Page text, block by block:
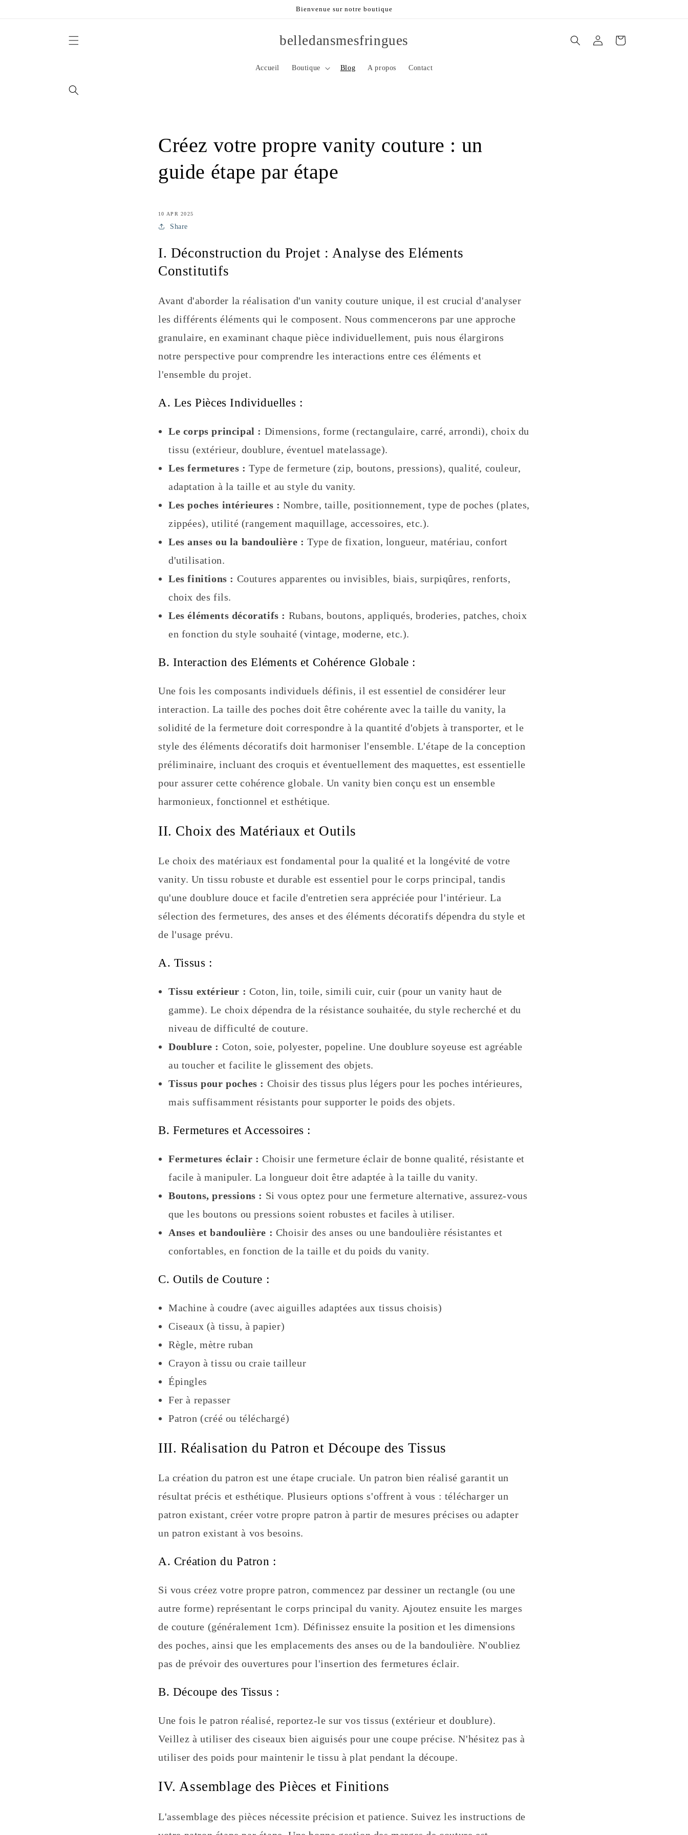
Bienvenue sur notre boutique
belledansmesfringues
Accueil Boutique Blog A propos Contact
Connexion Panier
Créez votre propre vanity couture : un
guide étape par étape
10 APR 2025
Share
I. Déconstruction du Projet : Analyse des Eléments
Constitutifs
Avant d'aborder la réalisation d'un vanity couture unique, il est crucial d'analyser
les différents éléments qui le composent. Nous commencerons par une approche
granulaire, en examinant chaque pièce individuellement, puis nous élargirons
notre perspective pour comprendre les interactions entre ces éléments et
l'ensemble du projet.
A. Les Pièces Individuelles :
Le corps principal : Dimensions, forme (rectangulaire, carré, arrondi), choix du
tissu (extérieur, doublure, éventuel matelassage).
Les fermetures : Type de fermeture (zip, boutons, pressions), qualité, couleur,
adaptation à la taille et au style du vanity.
Les poches intérieures : Nombre, taille, positionnement, type de poches (plates,
zippées), utilité (rangement maquillage, accessoires, etc.).
Les anses ou la bandoulière : Type de fixation, longueur, matériau, confort
d'utilisation.
Les finitions : Coutures apparentes ou invisibles, biais, surpiqûres, renforts,
choix des fils.
Les éléments décoratifs : Rubans, boutons, appliqués, broderies, patches, choix
en fonction du style souhaité (vintage, moderne, etc.).
B. Interaction des Eléments et Cohérence Globale :
Une fois les composants individuels définis, il est essentiel de considérer leur
interaction. La taille des poches doit être cohérente avec la taille du vanity, la
solidité de la fermeture doit correspondre à la quantité d'objets à transporter, et le
style des éléments décoratifs doit harmoniser l'ensemble. L'étape de la conception
préliminaire, incluant des croquis et éventuellement des maquettes, est essentielle
pour assurer cette cohérence globale. Un vanity bien conçu est un ensemble
harmonieux, fonctionnel et esthétique.
II. Choix des Matériaux et Outils
Le choix des matériaux est fondamental pour la qualité et la longévité de votre
vanity. Un tissu robuste et durable est essentiel pour le corps principal, tandis
qu'une doublure douce et facile d'entretien sera appréciée pour l'intérieur. La
sélection des fermetures, des anses et des éléments décoratifs dépendra du style et
de l'usage prévu.
A. Tissus :
Tissu extérieur : Coton, lin, toile, simili cuir, cuir (pour un vanity haut de
gamme). Le choix dépendra de la résistance souhaitée, du style recherché et du
niveau de difficulté de couture.
Doublure : Coton, soie, polyester, popeline. Une doublure soyeuse est agréable
au toucher et facilite le glissement des objets.
Tissus pour poches : Choisir des tissus plus légers pour les poches intérieures,
mais suffisamment résistants pour supporter le poids des objets.
B. Fermetures et Accessoires :
Fermetures éclair : Choisir une fermeture éclair de bonne qualité, résistante et
facile à manipuler. La longueur doit être adaptée à la taille du vanity.
Boutons, pressions : Si vous optez pour une fermeture alternative, assurez-vous
que les boutons ou pressions soient robustes et faciles à utiliser.
Anses et bandoulière : Choisir des anses ou une bandoulière résistantes et
confortables, en fonction de la taille et du poids du vanity.
C. Outils de Couture :
Machine à coudre (avec aiguilles adaptées aux tissus choisis)
Ciseaux (à tissu, à papier)
Règle, mètre ruban
Crayon à tissu ou craie tailleur
Épingles
Fer à repasser
Patron (créé ou téléchargé)
III. Réalisation du Patron et Découpe des Tissus
La création du patron est une étape cruciale. Un patron bien réalisé garantit un
résultat précis et esthétique. Plusieurs options s'offrent à vous : télécharger un
patron existant, créer votre propre patron à partir de mesures précises ou adapter
un patron existant à vos besoins.
A. Création du Patron :
Si vous créez votre propre patron, commencez par dessiner un rectangle (ou une
autre forme) représentant le corps principal du vanity. Ajoutez ensuite les marges
de couture (généralement 1cm). Définissez ensuite la position et les dimensions
des poches, ainsi que les emplacements des anses ou de la bandoulière. N'oubliez
pas de prévoir des ouvertures pour l'insertion des fermetures éclair.
B. Découpe des Tissus :
Une fois le patron réalisé, reportez-le sur vos tissus (extérieur et doublure).
Veillez à utiliser des ciseaux bien aiguisés pour une coupe précise. N'hésitez pas à
utiliser des poids pour maintenir le tissu à plat pendant la découpe.
IV. Assemblage des Pièces et Finitions
L'assemblage des pièces nécessite précision et patience. Suivez les instructions de